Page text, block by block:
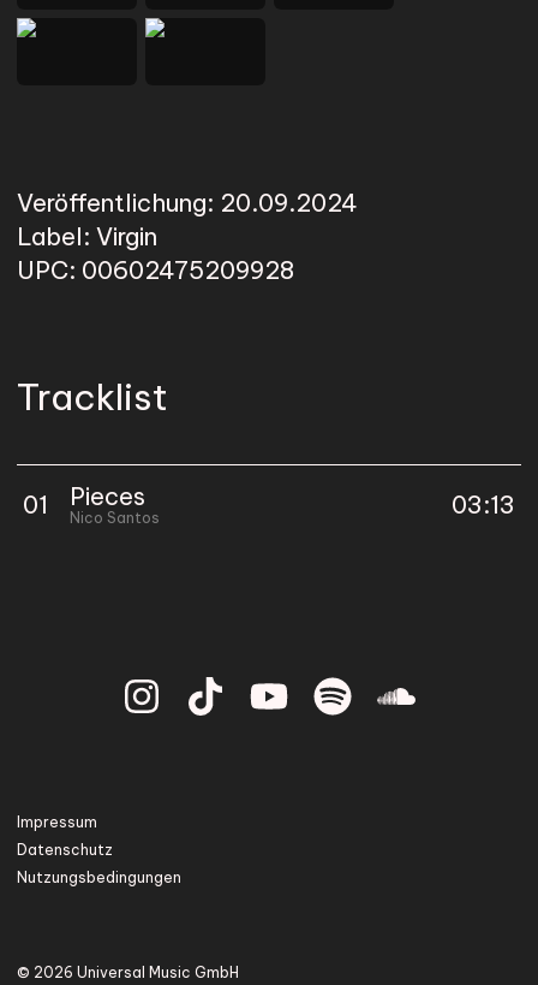
Veröffentlichung: 20.09.2024
Label: Virgin
UPC: 00602475209928
Tracklist
01 Pieces
Nico Santos 03:13
Impressum
Datenschutz
Nutzungsbedingungen
© 2026 Universal Music GmbH